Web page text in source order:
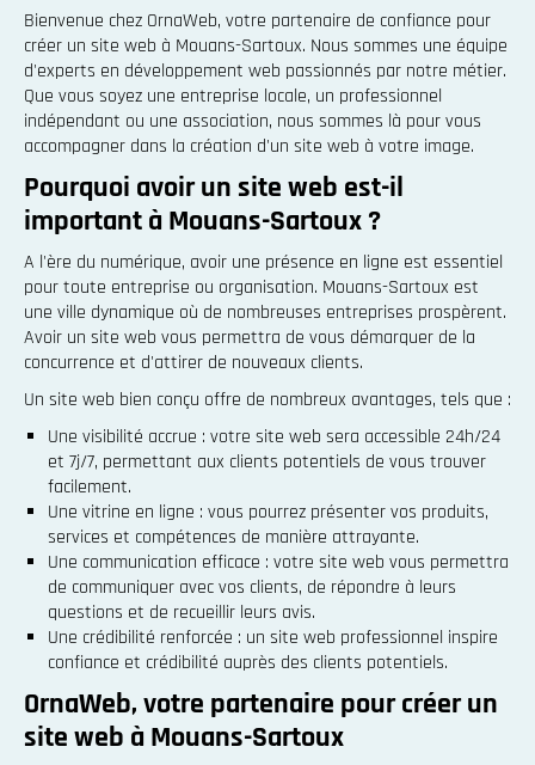
Bienvenue chez OrnaWeb, votre partenaire de confiance pour
créer un site web à Mouans-Sartoux. Nous sommes une équipe
d'experts en développement web passionnés par notre métier.
Que vous soyez une entreprise locale, un professionnel
indépendant ou une association, nous sommes là pour vous
accompagner dans la création d'un site web à votre image.
Pourquoi avoir un site web est-il
important à Mouans-Sartoux ?
A l'ère du numérique, avoir une présence en ligne est essentiel
pour toute entreprise ou organisation. Mouans-Sartoux est
une ville dynamique où de nombreuses entreprises prospèrent.
Avoir un site web vous permettra de vous démarquer de la
concurrence et d'attirer de nouveaux clients.
Un site web bien conçu offre de nombreux avantages, tels que :
Une visibilité accrue : votre site web sera accessible 24h/24
et 7j/7, permettant aux clients potentiels de vous trouver
facilement.
Une vitrine en ligne : vous pourrez présenter vos produits,
services et compétences de manière attrayante.
Une communication efficace : votre site web vous permettra
de communiquer avec vos clients, de répondre à leurs
questions et de recueillir leurs avis.
Une crédibilité renforcée : un site web professionnel inspire
confiance et crédibilité auprès des clients potentiels.
OrnaWeb, votre partenaire pour créer un
site web à Mouans-Sartoux